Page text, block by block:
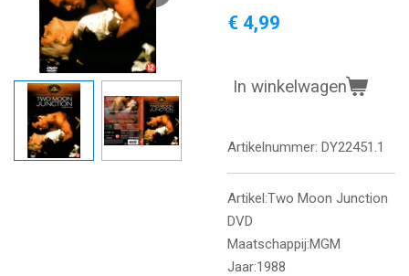
€ 4,99
In winkelwagen
Artikelnummer: DY22451.1
Artikel:Two Moon Junction
DVD
Maatschappij:MGM
Jaar:1988